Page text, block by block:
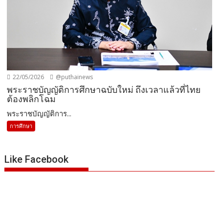
22/05/2026 @puthainews
พระราชบัญญัติการศึกษาฉบับใหม่ ถึงเวลาแล้วที่ไทย
ต้องพลิกโฉม
พระราชบัญญัติการ...
การศึกษา
Like Facebook